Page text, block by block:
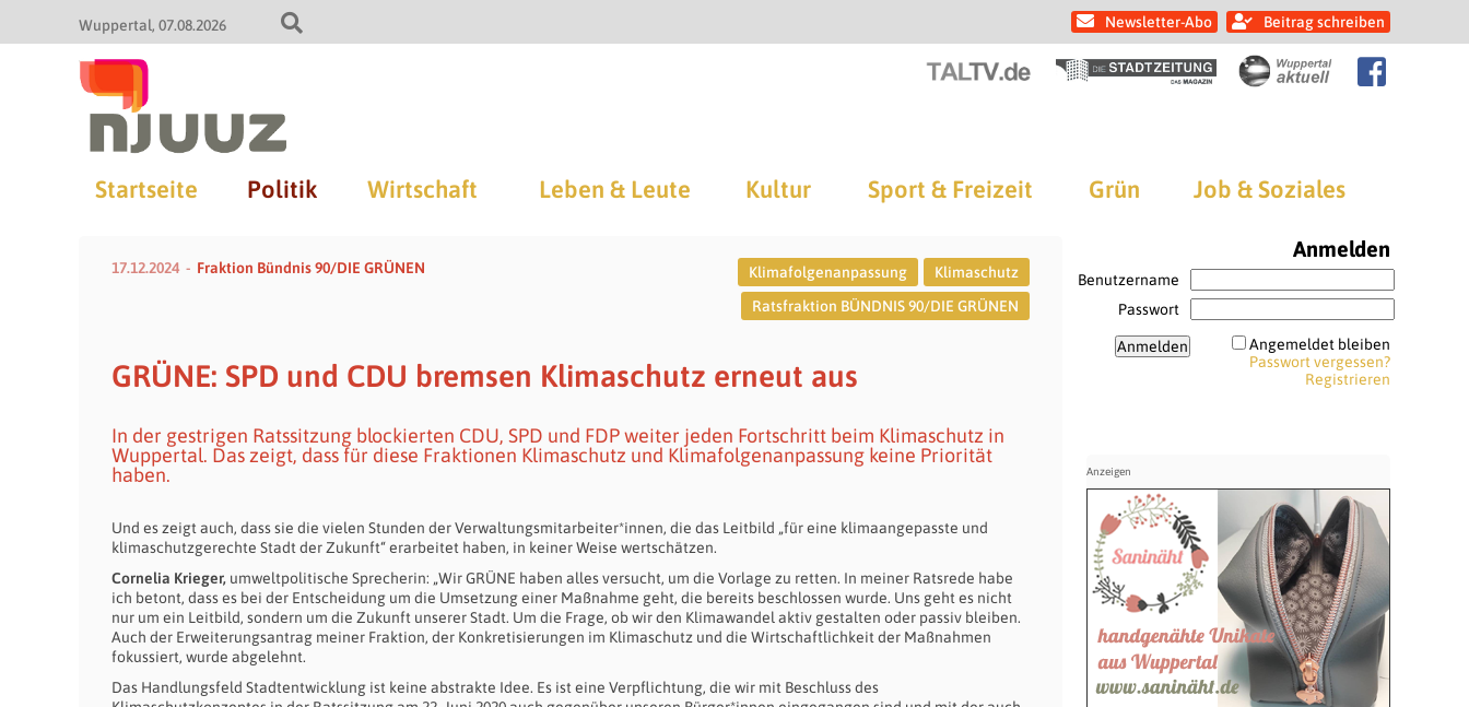
Wuppertal 07.08.2026 Newsletter-Abo Beitrag schreiben
Startseite Politik Wirtschaft Leben & Leute Kultur Sport & Freizeit Grün Job & Soziales
17.12.2024 Fraktion Bündnis 90/DIE GRÜNEN Klimafolgenanpassung
Klimaschutz
Ratsfraktion BÜNDNIS 90/DIE GRÜNEN
GRÜNE: SPD und CDU bremsen Klimaschutz erneut aus
In der gestrigen Ratssitzung blockierten CDU, SPD und FDP weiter jeden Fortschritt beim Klimaschutz in
Wuppertal. Das zeigt, dass für diese Fraktionen Klimaschutz und Klimafolgenanpassung keine Priorität
haben.
Und es zeigt auch, dass sie die vielen Stunden der Verwaltungsmitarbeiter*innen, die das Leitbild „für eine klimaangepasste und
klimaschutzgerechte Stadt der Zukunft“ erarbeitet haben, in keiner Weise wertschätzen.
Cornelia Krieger, umweltpolitische Sprecherin: „Wir GRÜNE haben alles versucht, um die Vorlage zu retten. In meiner Ratsrede habe
ich betont, dass es bei der Entscheidung um die Umsetzung einer Maßnahme geht, die bereits beschlossen wurde. Uns geht es nicht
nur um ein Leitbild, sondern um die Zukunft unserer Stadt. Um die Frage, ob wir den Klimawandel aktiv gestalten oder passiv bleiben.
Auch der Erweiterungsantrag meiner Fraktion, der Konkretisierungen im Klimaschutz und die Wirtschaftlichkeit der Maßnahmen
fokussiert, wurde abgelehnt.
Das Handlungsfeld Stadtentwicklung ist keine abstrakte Idee. Es ist eine Verpflichtung, die wir mit Beschluss des
Anmelden
Benutzername
Passwort
Angemeldet bleiben
Passwort vergessen?
Registrieren